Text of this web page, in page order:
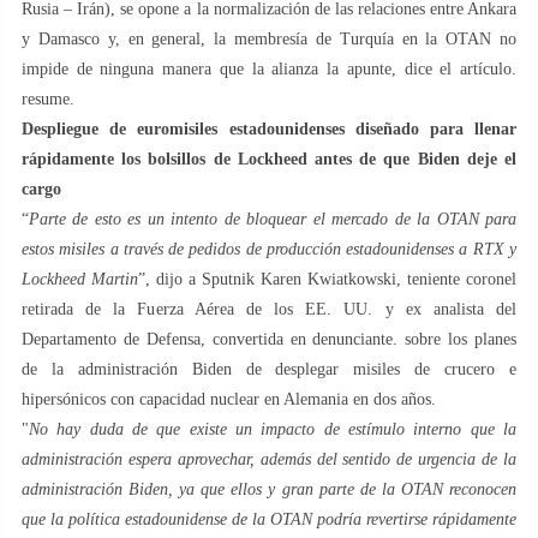
Rusia – Irán), se opone a la normalización de las relaciones entre Ankara
y Damasco y, en general, la membresía de Turquía en la OTAN no
impide de ninguna manera que la alianza la apunte, dice el artículo.
resume.
Despliegue de euromisiles estadounidenses diseñado para llenar
rápidamente los bolsillos de Lockheed antes de que Biden deje el
cargo
“Parte de esto es un intento de bloquear el mercado de la OTAN para
estos misiles a través de pedidos de producción estadounidenses a RTX y
Lockheed Martin”, dijo a Sputnik Karen Kwiatkowski, teniente coronel
retirada de la Fuerza Aérea de los EE. UU. y ex analista del
Departamento de Defensa, convertida en denunciante. sobre los planes
de la administración Biden de desplegar misiles de crucero e
hipersónicos con capacidad nuclear en Alemania en dos años.
"No hay duda de que existe un impacto de estímulo interno que la
administración espera aprovechar, además del sentido de urgencia de la
administración Biden, ya que ellos y gran parte de la OTAN reconocen
que la política estadounidense de la OTAN podría revertirse rápidamente